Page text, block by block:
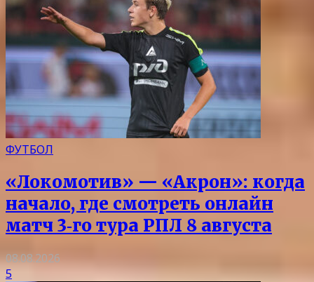
ФУТБОЛ
«Локомотив» — «Акрон»: когда
начало, где смотреть онлайн
матч 3‑го тура РПЛ 8 августа
08.08.2026
5